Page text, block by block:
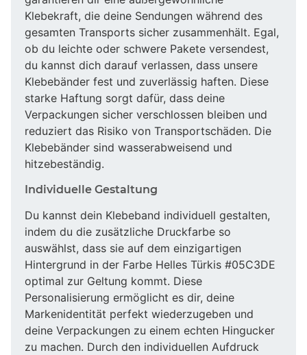
Klebekraft, die deine Sendungen während des
gesamten Transports sicher zusammenhält. Egal,
ob du leichte oder schwere Pakete versendest,
du kannst dich darauf verlassen, dass unsere
Klebebänder fest und zuverlässig haften. Diese
starke Haftung sorgt dafür, dass deine
Verpackungen sicher verschlossen bleiben und
reduziert das Risiko von Transportschäden. Die
Klebebänder sind wasserabweisend und
hitzebeständig.
Individuelle Gestaltung
Du kannst dein Klebeband individuell gestalten,
indem du die zusätzliche Druckfarbe so
auswählst, dass sie auf dem einzigartigen
Hintergrund in der Farbe Helles Türkis #05C3DE
optimal zur Geltung kommt. Diese
Personalisierung ermöglicht es dir, deine
Markenidentität perfekt wiederzugeben und
deine Verpackungen zu einem echten Hingucker
zu machen. Durch den individuellen Aufdruck